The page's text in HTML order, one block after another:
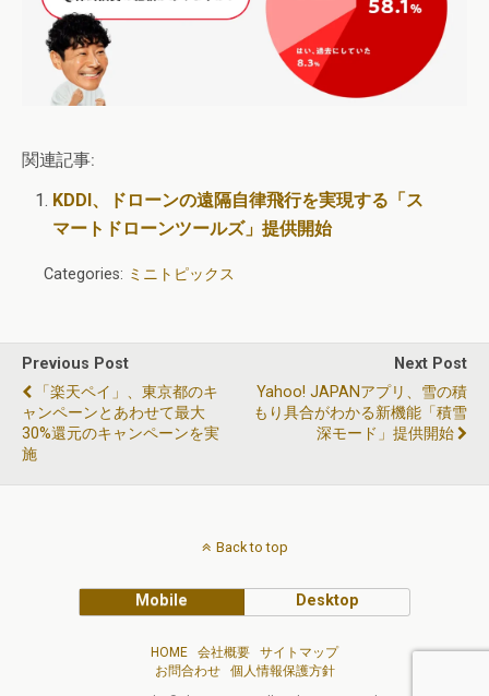
関連記事:
KDDI、ドローンの遠隔自律飛行を実現する「ス
マートドローンツールズ」提供開始
Categories: ミニトピックス
Previous Post
「楽天ペイ」、東京都のキ
ャンペーンとあわせて最大
30%還元のキャンペーンを実
施
Next Post
Yahoo! JAPANアプリ、雪の積
もり具合がわかる新機能「積雪
深モード」提供開始
Back to top
Mobile Desktop
HOME 会社概要
サイトマップ
お問合わせ
個人情報保護方針